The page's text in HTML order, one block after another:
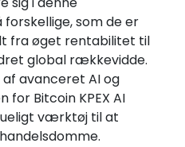
som de er
fra øget rentabilitet til
global rækkevidde.
avanceret AI og
for Bitcoin KPEX AI
værktøj til at